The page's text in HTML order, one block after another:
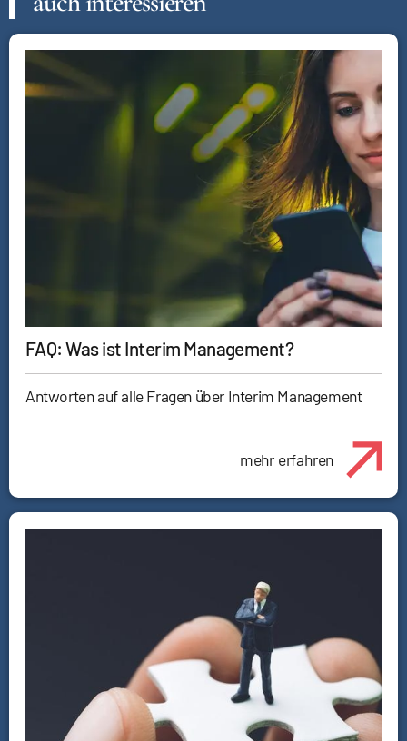
FAQ: Was ist Interim Management?
Antworten auf alle Fragen über Interim Management
mehr erfahren